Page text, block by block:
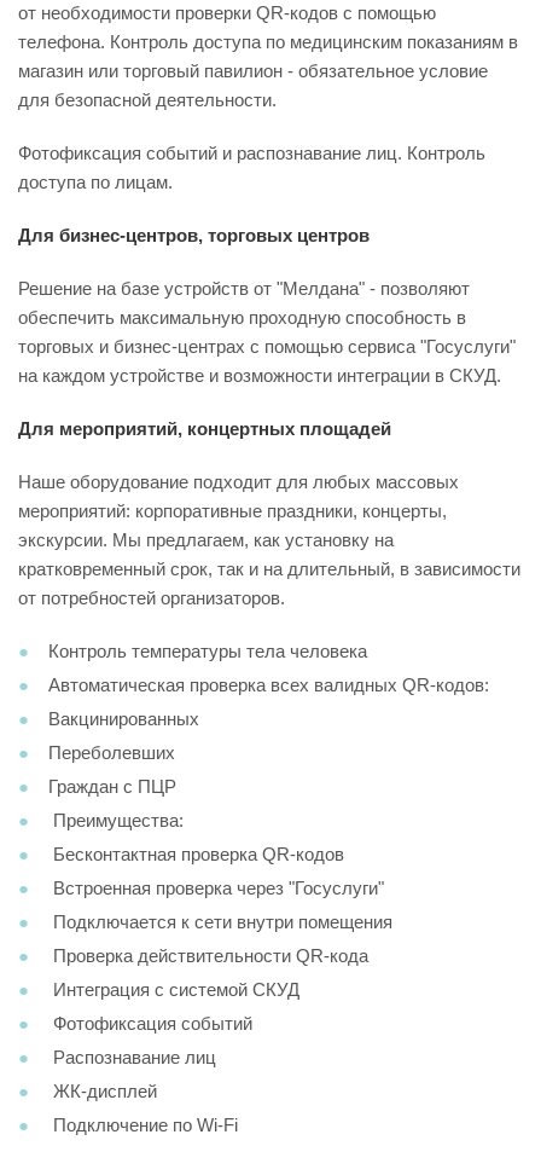
от необходимости проверки QR-кодов с помощью
телефона. Контроль доступа по медицинским показаниям в
магазин или торговый павилион - обязательное условие
для безопасной деятельности.
Фотофиксация событий и распознавание лиц. Контроль
доступа по лицам.
Для бизнес-центров, торговых центров
Решение на базе устройств от "Мелдана" - позволяют
обеспечить максимальную проходную способность в
торговых и бизнес-центрах с помощью сервиса "Госуслуги"
на каждом устройстве и возможности интеграции в СКУД.
Для мероприятий, концертных площадей
Наше оборудование подходит для любых массовых
мероприятий: корпоративные праздники, концерты,
экскурсии. Мы предлагаем, как установку на
кратковременный срок, так и на длительный, в зависимости
от потребностей организаторов.
Контроль температуры тела человека
Автоматическая проверка всех валидных QR-кодов:
Вакцинированных
Переболевших
Граждан с ПЦР
Преимущества:
Бесконтактная проверка QR-кодов
Встроенная проверка через "Госуслуги"
Подключается к сети внутри помещения
Проверка действительности QR-кода
Интеграция с системой СКУД
Фотофиксация событий
Распознавание лиц
ЖК-дисплей
Подключение по Wi-Fi